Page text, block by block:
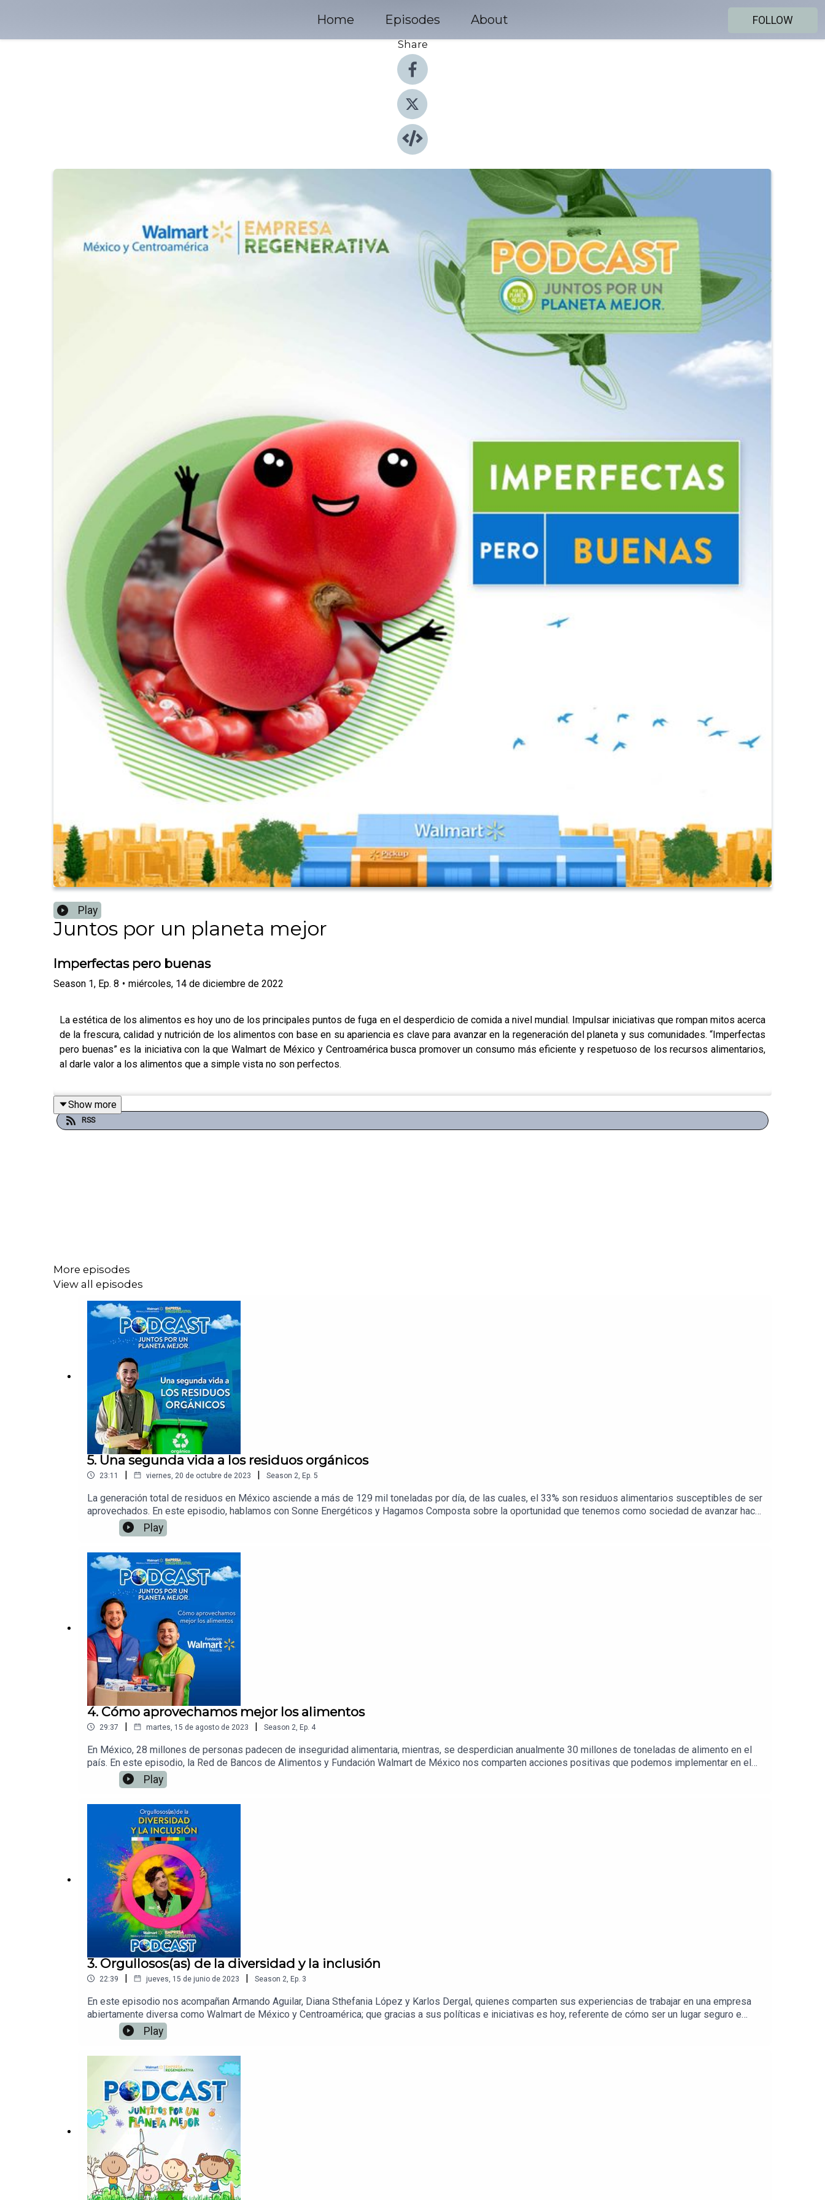
Home Episodes About
FOLLOW
Share
Play
Juntos por un planeta mejor
Imperfectas pero buenas
Season 1, Ep. 8 • miércoles, 14 de diciembre de 2022
La estética de los alimentos es hoy uno de los principales puntos de fuga en el desperdicio de comida a nivel mundial. Impulsar iniciativas que rompan mitos acerca
de la frescura, calidad y nutrición de los alimentos con base en su apariencia es clave para avanzar en la regeneración del planeta y sus comunidades. “Imperfectas
pero buenas” es la iniciativa con la que Walmart de México y Centroamérica busca promover un consumo más eficiente y respetuoso de los recursos alimentarios,
al darle valor a los alimentos que a simple vista no son perfectos.
Show more
RSS
More episodes
View all episodes
5. Una segunda vida a los residuos orgánicos
23:11 | viernes, 20 de octubre de 2023 | Season 2 Ep. 5
La generación total de residuos en México asciende a más de 129 mil toneladas por día, de las cuales, el 33% son residuos alimentarios susceptibles de ser
aprovechados. En este episodio, hablamos con Sonne Energéticos y Hagamos Composta sobre la oportunidad que tenemos como sociedad de avanzar hacia
la gestión integral de los residuos orgánicos para garantizar su transformación y hacer del planeta un lugar libre de residuos.
Play
4. Cómo aprovechamos mejor los alimentos
29:37 | martes, 15 de agosto de 2023 | Season 2 Ep. 4
En México, 28 millones de personas padecen de inseguridad alimentaria, mientras, se desperdician anualmente 30 millones de toneladas de alimento en el
país. En este episodio, la Red de Bancos de Alimentos y Fundación Walmart de México nos comparten acciones positivas que podemos implementar en el
hogar para reducir el desperdicio de comida y contribuir al bienestar del planeta y sus comunidades.
Play
3. Orgullosos(as) de la diversidad y la inclusión
22:39 | jueves, 15 de junio de 2023 | Season 2 Ep. 3
En este episodio nos acompañan Armando Aguilar, Diana Sthefania López y Karlos Dergal, quienes comparten sus experiencias de trabajar en una empresa
abiertamente diversa como Walmart de México y Centroamérica; que gracias a sus políticas e iniciativas es hoy, referente de cómo ser un lugar seguro e
inclusivo donde puedes ser 100% tú. ¡Gran plática para celebrar el Mes de la Diversidad!
Play